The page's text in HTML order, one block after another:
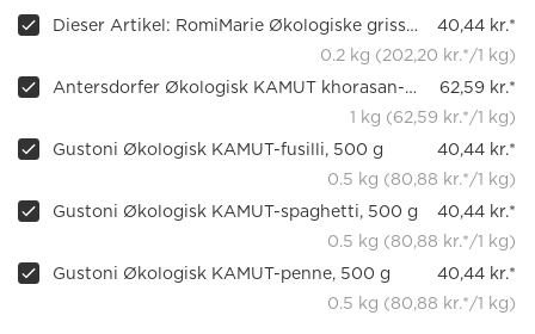
Dieser Artikel: RomiMarie Økologiske grissini med KAMUT
40,44 kr.*
0.2 kg (202,20 kr.*/1 kg)
Antersdorfer Økologisk KAMUT khorasan-mel
62,59 kr.*
1 kg (62,59 kr.*/1 kg)
Gustoni Økologisk KAMUT-fusilli, 500 g
40,44 kr.*
0.5 kg (80,88 kr.*/1 kg)
Gustoni Økologisk KAMUT-spaghetti, 500 g
40,44 kr.*
0.5 kg (80,88 kr.*/1 kg)
Gustoni Økologisk KAMUT-penne, 500 g
40,44 kr.*
0.5 kg (80,88 kr.*/1 kg)